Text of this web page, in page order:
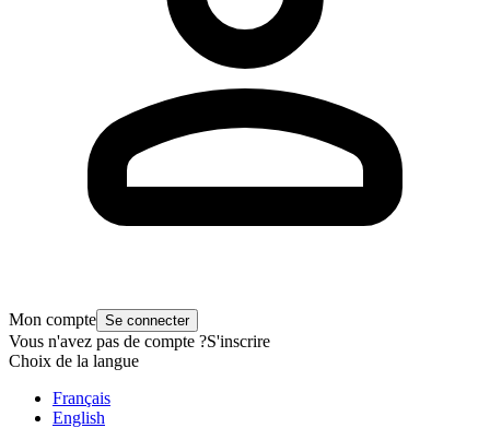
Mon compte Se connecter
Vous n'avez pas de compte ?S'inscrire
Choix de la langue
Français
English